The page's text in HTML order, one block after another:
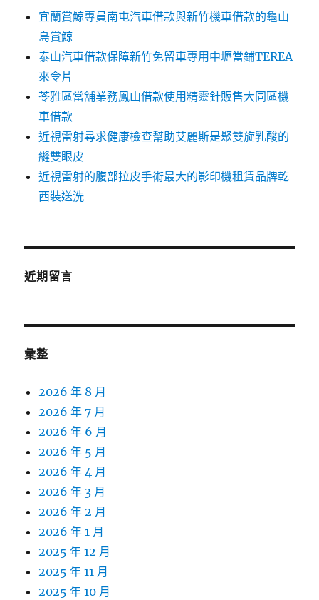
宜蘭賞鯨專員南屯汽車借款與新竹機車借款的龜山
島賞鯨
泰山汽車借款保障新竹免留車專用中壢當鋪TEREA
來令片
苓雅區當舖業務鳳山借款使用精靈針販售大同區機
車借款
近視雷射尋求健康檢查幫助艾麗斯是聚雙旋乳酸的
縫雙眼皮
近視雷射的腹部拉皮手術最大的影印機租賃品牌乾
西裝送洗
近期留言
彙整
2026 年 8 月
2026 年 7 月
2026 年 6 月
2026 年 5 月
2026 年 4 月
2026 年 3 月
2026 年 2 月
2026 年 1 月
2025 年 12 月
2025 年 11 月
2025 年 10 月